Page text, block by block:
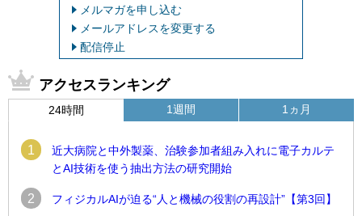
メルマガを申し込む
メールアドレスを変更する
配信停止
アクセスランキング
24時間
1
近大病院と中外製薬、治験参加者組み入れに電子カルテ
とAI技術を使う抽出方法の研究開始
2 フィジカルAIが迫る“人と機械の役割の再設計”【第3回】
1週間 1ヵ月